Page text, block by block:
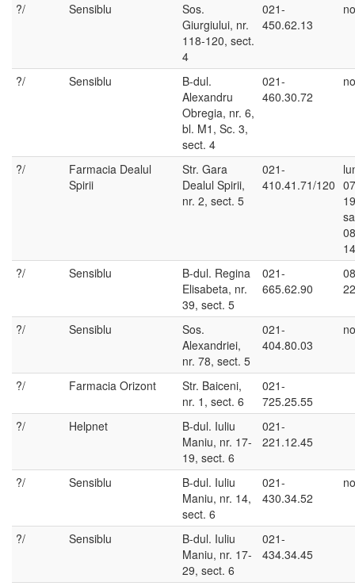
?/ Sensiblu
Sos.
Giurgiului, nr.
118-120, sect.
4
021-
450.62.13
?/ Sensiblu
B-dul.
Alexandru
Obregia, nr. 6,
bl. M1, Sc. 3,
sect. 4
021-
460.30.72
?/
Farmacia Dealul
Spirii
Str. Gara
Dealul Spirii,
nr. 2, sect. 5
021-
410.41.71/120
?/
Sensiblu
B-dul. Regina
Elisabeta, nr.
39, sect. 5
021-
665.62.90
?/ Sensiblu
Sos.
Alexandriei,
nr. 78, sect. 5
021-
404.80.03
?/ Farmacia Orizont
Str. Baiceni,
nr. 1, sect. 6
021-
725.25.55
?/
Helpnet
B-dul. Iuliu
Maniu, nr. 17-
19, sect. 6
021-
221.12.45
?/ Sensiblu
B-dul. Iuliu
Maniu, nr. 14,
sect. 6
021-
430.34.52
?/ Sensiblu
B-dul. Iuliu
Maniu, nr. 17-
29, sect. 6
021-
434.34.45